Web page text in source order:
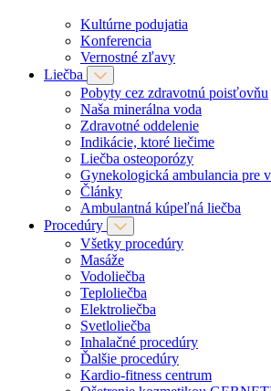
Kultúrne podujatia
Konferencia
Vernostné zľavy
Liečba
Pobyty cez zdravotnú poisťovňu
Naša minerálna voda
Zdravotné oddelenie
Indikácie, ktoré liečime
Liečba osteoporózy
Gynekologická ambulancia pre
Články
Ambulantná kúpeľná liečba
Procedúry
Všetky procedúry
Masáže
Vodoliečba
Teploliečba
Elektroliečba
Svetloliečba
Inhalačné procedúry
Ďalšie procedúry
Kardio-fitness centrum